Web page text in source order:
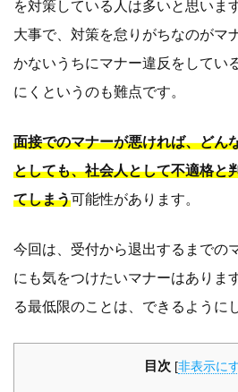
を対策している人は多いと思いま
大事で、対策を怠りがちなのがマ
かないうちにマナー違反をしてい
にくというのも難点です。
面接でのマナーが悪ければ、どん
としても、社会人として不適格と
てしまう可能性があります。
今回は、受付から退出するまでの
にも気をつけたいマナーはありま
る最低限のことは、できるように
目次 [非表示に